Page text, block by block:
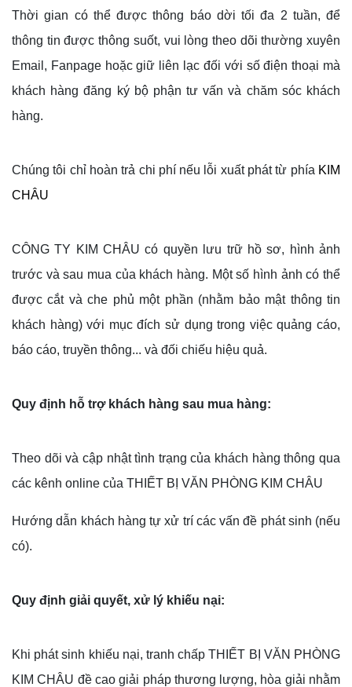
Thời gian có thể được thông báo dời tối đa 2 tuần, để
thông tin được thông suốt, vui lòng theo dõi thường xuyên
Email, Fanpage hoặc giữ liên lạc đối với số điện thoại mà
khách hàng đăng ký bộ phận tư vấn và chăm sóc khách
hàng.
Chúng tôi chỉ hoàn trả chi phí nếu lỗi xuất phát từ phía KIM
CHÂU
CÔNG TY KIM CHÂU có quyền lưu trữ hồ sơ, hình ảnh
trước và sau mua của khách hàng. Một số hình ảnh có thể
được cắt và che phủ một phần (nhằm bảo mật thông tin
khách hàng) với mục đích sử dụng trong việc quảng cáo,
báo cáo, truyền thông... và đối chiếu hiệu quả.
Quy định hỗ trợ khách hàng sau mua hàng:
Theo dõi và cập nhật tình trạng của khách hàng thông qua
các kênh online của THIẾT BỊ VĂN PHÒNG KIM CHÂU
Hướng dẫn khách hàng tự xử trí các vấn đề phát sinh (nếu
có).
Quy định giải quyết, xử lý khiếu nại:
Khi phát sinh khiếu nại, tranh chấpTHIẾT BỊ VĂN PHÒNG
KIM CHÂU đề cao giải pháp thương lượng, hòa giải nhằm